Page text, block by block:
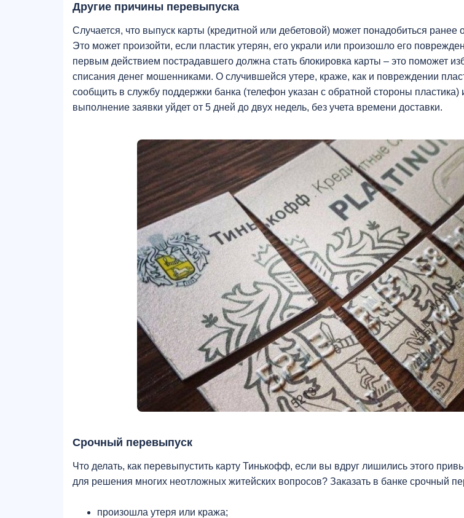
Другие причины перевыпуска
Случается, что выпуск карты (кредитной или дебетовой) может понадобиться ранее
Это может произойти, если пластик утерян, его украли или произошло его
первым действием пострадавшего должна стать блокировка карты – это поможет
списания денег мошенниками. О случившейся утере, краже, как и повреждении
сообщить в службу поддержки банка (телефон указан с обратной стороны пластика)
выполнение заявки уйдет от 5 дней до двух недель, без учета времени доставки.
Срочный перевыпуск
Что делать, как перевыпустить карту Тинькофф, если вы вдруг лишились этого
для решения многих неотложных житейских вопросов? Заказать в банке срочный
произошла утеря или кража;